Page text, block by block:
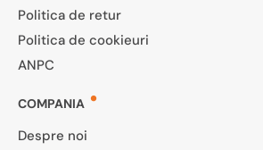
Politica de retur
Politica de cookieuri
ANPC
COMPANIA
Despre noi